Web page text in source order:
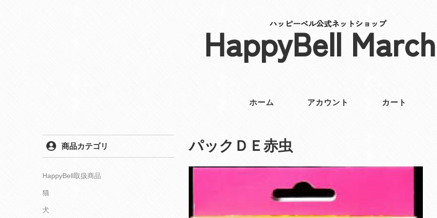
ハッピーベル公式ネットショップ
HappyBell
ホーム アカウント カート
パックＤＥ赤虫
商品カテゴリ
HappyBell取扱商品
猫
犬